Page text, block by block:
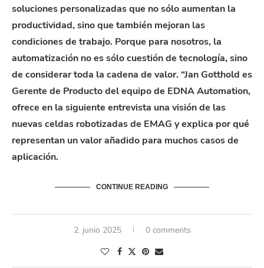
soluciones personalizadasque nosóloaumentan la
productividad, sinoque también mejoran las
condicionesde trabajo. Porque para nosotros, la
automatización noessólocuestiónde tecnología, sino
de considerartoda la cadena de valor. “JanGotthold es
Gerente de Productodelequipode EDNAAutomation,
ofrece en la siguiente entrevista una visiónde las
nuevasceldas robotizadasde EMAG yexplica porqué
representan unvalorañadido para muchoscasos de
aplicación.
CONTINUE READING
2. junio 2025 0 comments